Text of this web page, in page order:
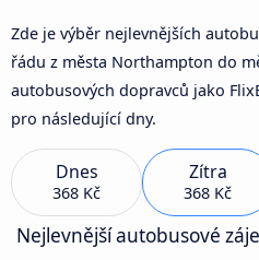
Zde je výběr nejlevnějších
řádu z města Northampton do
autobusových dopravců jako
pro následující dny.
Dnes
368 Kč
Zítra
368 Kč
Nejlevnější autobusové